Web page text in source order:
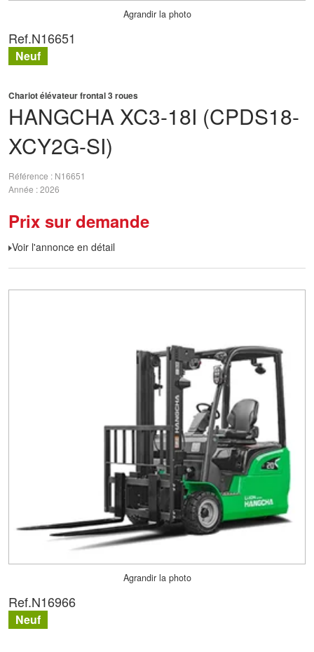
Agrandir la photo
HANGCHA XC3-18I (CPDS18-
XCY2G-SI)
Chariot élévateur frontal 3 roues
Référence
N16651
Année 2026
Prix sur demande
Voir l'annonce en détail
Ref.N16651
Neuf
Agrandir la photo
Ref.N16966
Neuf